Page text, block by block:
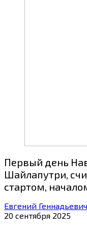
Первый день
Шайлапутри,
стартом,
Евгений
20 сентября 2025